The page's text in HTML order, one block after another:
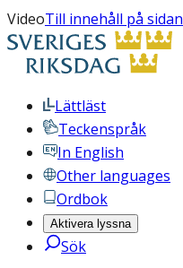
VideoTill innehåll på sidan
Lättläst
Teckenspråk
In English
Other languages
Ordbok
Aktivera lyssna
Sök